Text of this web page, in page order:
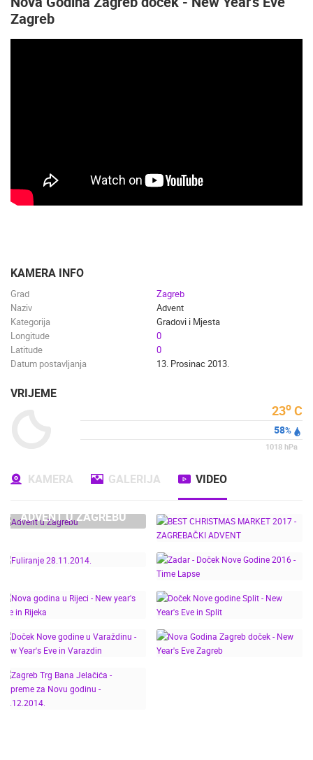
Zagreb
KAMERA INFO
Grad
Zagreb
Naziv
Advent
Kategorija
Gradovi i Mjesta
Longitude
0
Latitude
0
Datum postavljanja
13. Prosinac 2013.
VRIJEME
23o C
58%
1018 hPa
KAMERA GALERIJA VIDEO
ADVENT U ZAGREBU
BEST CHRISTMAS
ZAGREBAČKI ADVENT
ZADAR - DOČEK NOVE
LAPSE
NOVA GODINA U RIJECI
RIJEKA
DOČEK NOVE GODINE
DOČEK NOVE GODINE U
VARAŽDINU - NEW
YEAR'S EVE IN